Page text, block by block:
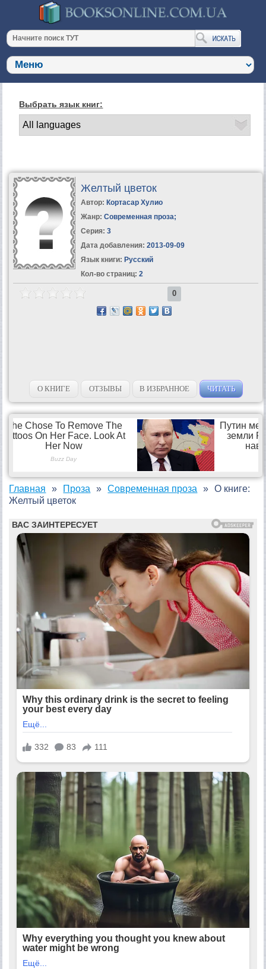
Выбрать язык книг:
Желтый цветок
Автор: Кортасар Хулио
Жанр: Современная проза;
Серия: 3
Дата добавления: 2013-09-09
Язык книги: Русский
Кол-во страниц: 2
0
О КНИГЕ ОТЗЫВЫ В ИЗБРАННОЕ ЧИТАТЬ
Главная Проза Современная проза
О книге:
Желтый цветок